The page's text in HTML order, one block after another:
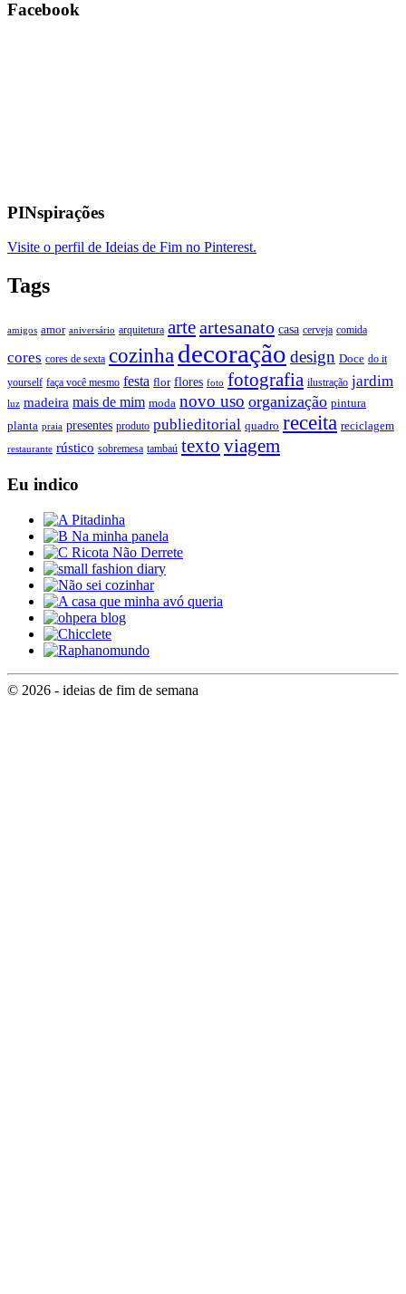
Facebook
PINspirações
Visite o perfil de Ideias de Fim no Pinterest.
Tags
amigos amor aniversário arquitetura arteartesanato casa cerveja comida
cores cores de sexta cozinhadecoração design Doce do it
yourself faça você mesmo festa flor flores foto fotografia ilustração jardim
luz madeira mais de mim moda novo uso organização pintura
planta praia presentes produto publieditorial quadro receita reciclagem
restaurante rústico sobremesa tambaú texto viagem
Eu indico
© 2026 - ideias de fim de semana